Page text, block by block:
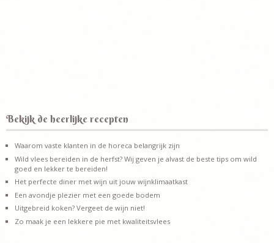
Bekijk de heerlijke recepten
Waarom vaste klanten in de horeca belangrijk zijn
Wild vlees bereiden in de herfst? Wij geven je alvast de beste tips om wild
goed en lekker te bereiden!
Het perfecte diner met wijn uit jouw wijnklimaatkast
Een avondje plezier met een goede bodem
Uitgebreid koken? Vergeet de wijn niet!
Zo maak je een lekkere pie met kwaliteitsvlees